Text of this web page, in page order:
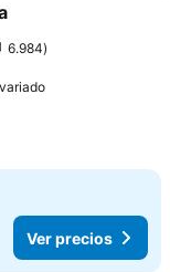
6.984
Ver precios